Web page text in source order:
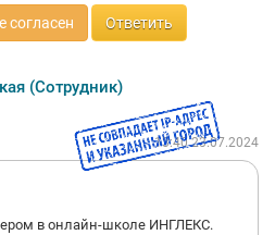
согласен Ответить
(Сотрудник)
13:40 23.07.2024
в онлайн-школе ИНГЛЕКС.